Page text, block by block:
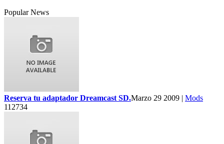
Popular News
Reserva tu adaptador Dreamcast SD.Marzo 29 2009 | Mods
112734